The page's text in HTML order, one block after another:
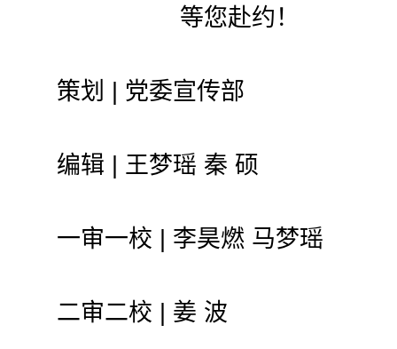
等您赴约！
策划 | 党委宣传部
编辑 | 王梦瑶 秦 硕
一审一校 | 李昊燃 马梦瑶
二审二校 | 姜 波